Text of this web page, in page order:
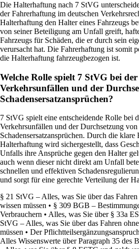
Die Halterhaftung nach 7 StVG
der Fahrerhaftung im deutschen
Halterhaftung den Halter eines Fahrzeugs
von seiner Beteiligung am Unfall greift,
Fahrzeugs für Schäden, die er durch sein
verursacht hat. Die Fahrerhaftung ist somit
die Halterhaftung fahrzeugbezogen ist.
Welche Rolle spielt 7 StVG bei
Verkehrsunfällen und der
Schadensersatzansprüchen?
7 StVG spielt eine entscheidende Rolle bei
Verkehrsunfällen und der Durchsetzung von
Schadensersatzansprüchen. Durch die klare
Halterhaftung wird sichergestellt, dass
Unfalls ihre Ansprüche gegen den Halter
auch wenn dieser nicht direkt am Unfall
schnellen und effektiven
und sorgt für eine gerechte Verteilung der
§ 21 StVG – Alles, was Sie über das
wissen müssen • § 309 BGB –
Verbrauchern • Alles, was Sie über § 33a
StVG – Alles, was Sie über das Fahren
müssen • Der
Alles Wissenswerte über Paragraph 35 des